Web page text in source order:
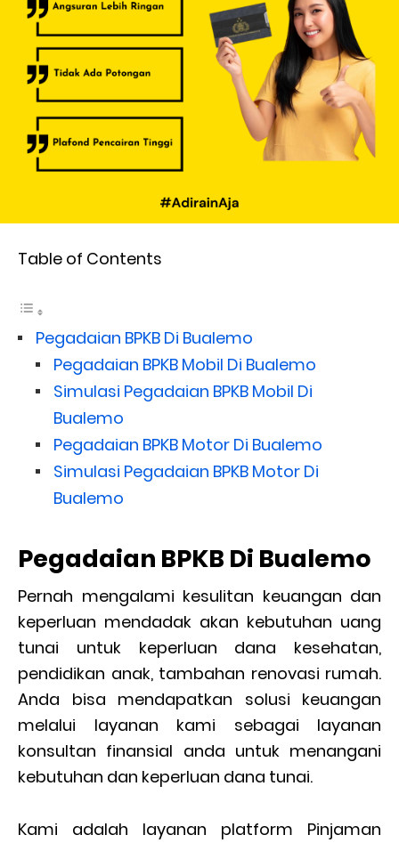
Table of Contents
Pegadaian BPKB Di Bualemo
Pegadaian BPKB Mobil Di Bualemo
Simulasi Pegadaian BPKB Mobil Di
Bualemo
Pegadaian BPKB Motor Di Bualemo
Simulasi Pegadaian BPKB Motor Di
Bualemo
Pegadaian BPKB Di Bualemo
Pernah mengalami kesulitan keuangan dan
keperluan mendadak akan kebutuhan uang
tunai untuk keperluan dana kesehatan,
pendidikan anak, tambahan renovasi rumah.
Anda bisa mendapatkan solusi keuangan
melalui layanan kami sebagai layanan
konsultan finansial anda untuk menangani
kebutuhan dan keperluan dana tunai.
Kami adalah layanan platform Pinjaman